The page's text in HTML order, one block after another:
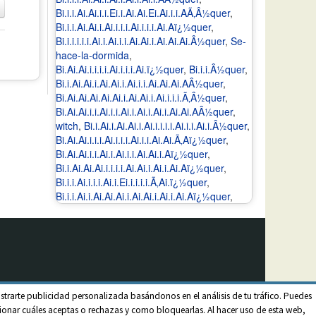
publicidad personalizada basándonos en el análisis de tu tráfico. Puedes
cuáles aceptas o rechazas y como bloquearlas. Al hacer uso de esta web,
Bi.i.i.Ai.Ai.i.i.Ei.i.Ai.Ai.Ei.Ai.i.i.AÃ‚Â½quer,
Bi.i.i.Ai.Ai.i.Ai.i.i.i.Ai.i.i.i.Ai.Aï¿½quer,
Bi.i.i.i.i.i.Ai.i.Ai.i.i.Ai.Ai.i.Ai.Ai.Ai.Â½quer, Se-
hace-la-dormida,
Bi.Ai.Ai.i.i.i.i.Ai.i.i.i.Ai.ï¿½quer, Bi.i.i.Â½quer,
Bi.i.Ai.Ai.i.Ai.Ai.i.Ai.i.i.Ai.Ai.Ai.AÂ½quer,
Bi.Ai.Ai.Ai.Ai.Ai.i.Ai.Ai.i.Ai.i.i.i.Ã‚Â½quer,
Bi.Ai.Ai.i.i.Ai.i.i.Ai.i.Ai.i.Ai.i.Ai.Ai.AÂ½quer,
witch, Bi.i.Ai.i.Ai.Ai.i.Ai.i.i.i.i.Ai.i.i.Ai.i.Â½quer,
Bi.Ai.Ai.i.i.i.Ai.i.i.i.Ai.i.i.Ai.Ai.Ã‚Aï¿½quer,
Bi.Ai.Ai.i.i.Ai.i.Ai.i.i.Ai.Ai.i.Aï¿½quer,
Bi.i.Ai.Ai.Ai.i.i.i.i.Ai.Ai.i.Ai.i.Ai.Aï¿½quer,
Bi.i.i.Ai.i.i.i.Ai.i.Ei.i.i.i.i.Ã‚Ai.ï¿½quer,
Bi.i.i.Ai.i.Ai.Ai.Ai.i.Ai.Ai.i.Ai.i.Ai.Aï¿½quer,